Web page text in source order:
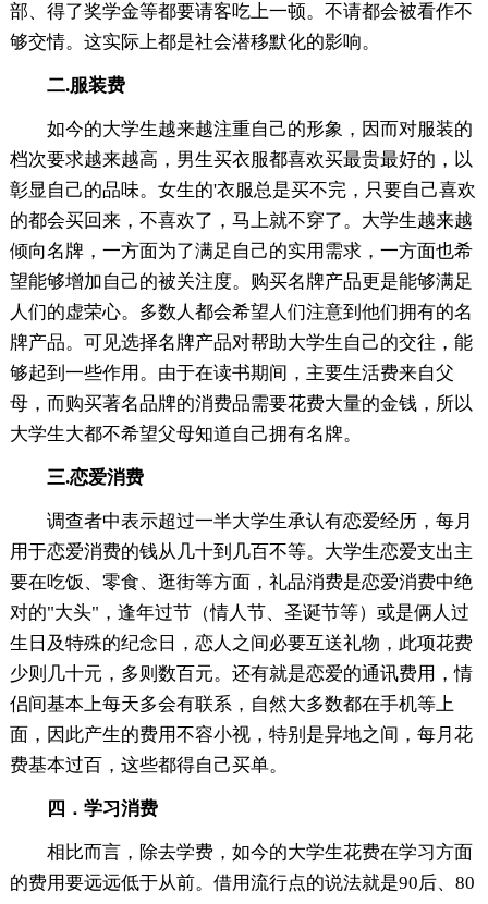
部、得了奖学金等都要请客吃上一顿。不请都会被看作不
够交情。这实际上都是社会潜移默化的影响。
二.服装费
如今的大学生越来越注重自己的形象，因而对服装的
档次要求越来越高，男生买衣服都喜欢买最贵最好的，以
彰显自己的品味。女生的'衣服总是买不完，只要自己喜欢
的都会买回来，不喜欢了，马上就不穿了。大学生越来越
倾向名牌，一方面为了满足自己的实用需求，一方面也希
望能够增加自己的被关注度。购买名牌产品更是能够满足
人们的虚荣心。多数人都会希望人们注意到他们拥有的名
牌产品。可见选择名牌产品对帮助大学生自己的交往，能
够起到一些作用。由于在读书期间，主要生活费来自父
母，而购买著名品牌的消费品需要花费大量的金钱，所以
大学生大都不希望父母知道自己拥有名牌。
三.恋爱消费
调查者中表示超过一半大学生承认有恋爱经历，每月
用于恋爱消费的钱从几十到几百不等。大学生恋爱支出主
要在吃饭、零食、逛街等方面，礼品消费是恋爱消费中绝
对的"大头"，逢年过节（情人节、圣诞节等）或是俩人过
生日及特殊的纪念日，恋人之间必要互送礼物，此项花费
少则几十元，多则数百元。还有就是恋爱的通讯费用，情
侣间基本上每天多会有联系，自然大多数都在手机等上
面，因此产生的费用不容小视，特别是异地之间，每月花
费基本过百，这些都得自己买单。
四．学习消费
相比而言，除去学费，如今的大学生花费在学习方面
的费用要远远低于从前。借用流行点的说法就是90后、80